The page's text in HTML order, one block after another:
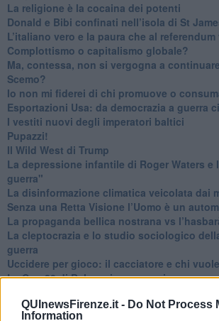
QUInewsFirenze.it - Do Not Process
Information
La religione è la cocaina dei potenti
Donald e Bibi confinati nell’isola di St
L’italiano vero e la paura che al
​Complottismo o capitalismo globale?
​Ma, contessa, non si vergogna a
Scemo?
​Io non mi fiderei di chi promuove o
Esportazioni Usa: da democrazia a guerra
​I vestiti nuovi degli imperatori baltici
​Pupazzi!
​Il Wild West di Trump
​La depressione infantile di Roger Waters e
guerra"
​La disinformazione climatica veicolata dai
Senza una Retta Visione l’Uomo è un
​La propaganda bellica nostrana vs
​La cleptocrazia e lo studio sociologico
guerra
​Uccidere per gioco: il cacciatore e chi
​La Cop 30 di Belem giorno per giorno
Arrostire il pianeta: le grandi emissioni